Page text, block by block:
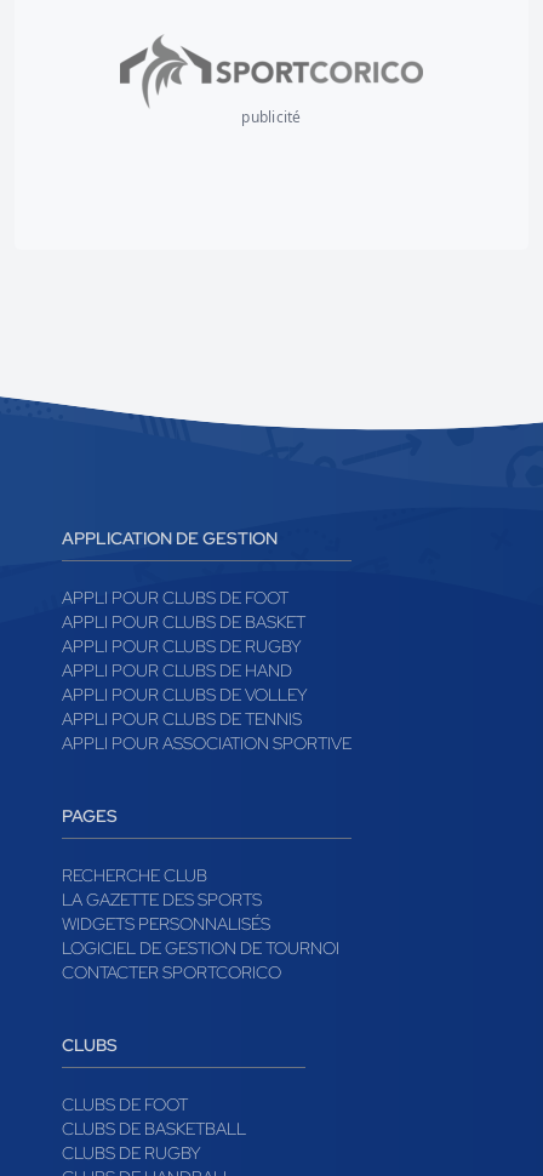
publicité
APPLICATION DE GESTION
APPLI POUR CLUBS DE FOOT
APPLI POUR CLUBS DE BASKET
APPLI POUR CLUBS DE RUGBY
APPLI POUR CLUBS DE HAND
APPLI POUR CLUBS DE VOLLEY
APPLI POUR CLUBS DE TENNIS
APPLI POUR ASSOCIATION SPORTIVE
PAGES
RECHERCHE CLUB
LA GAZETTE DES SPORTS
WIDGETS PERSONNALISÉS
LOGICIEL DE GESTION DE TOURNOI
CONTACTER SPORTCORICO
CLUBS
CLUBS DE FOOT
CLUBS DE BASKETBALL
CLUBS DE RUGBY